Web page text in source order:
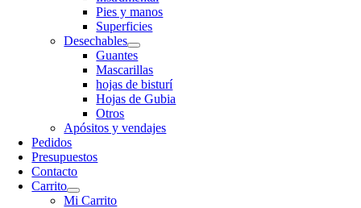
Pies y manos
Superficies
Desechables
Guantes
Mascarillas
hojas de bisturí
Hojas de Gubia
Otros
Apósitos y vendajes
Pedidos
Presupuestos
Contacto
Carrito
Mi Carrito